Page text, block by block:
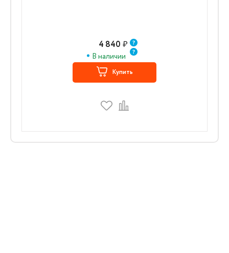
4 840 ₽
В наличии
Купить